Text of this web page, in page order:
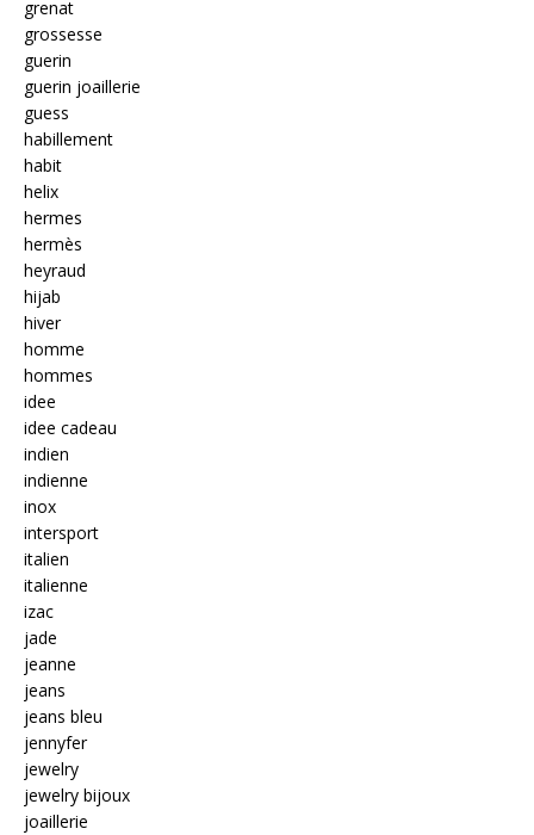
grenat
grossesse
guerin
guerin joaillerie
guess
habillement
habit
helix
hermes
hermès
heyraud
hijab
hiver
homme
hommes
idee
idee cadeau
indien
indienne
inox
intersport
italien
italienne
izac
jade
jeanne
jeans
jeans bleu
jennyfer
jewelry
jewelry bijoux
joaillerie